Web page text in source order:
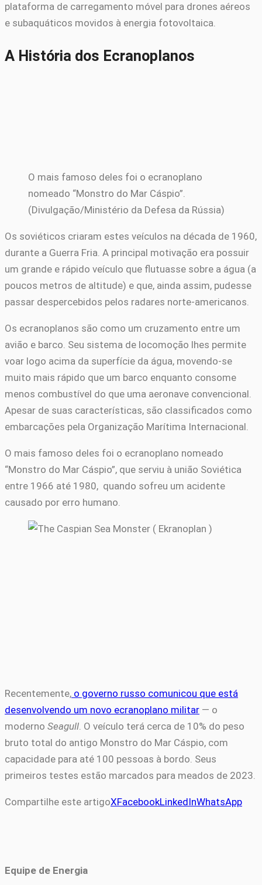
plataforma de carregamento móvel para drones aéreos
e subaquáticos movidos à energia fotovoltaica.
A História dos Ecranoplanos
O mais famoso deles foi o ecranoplano
nomeado “Monstro do Mar Cáspio”.
(Divulgação/Ministério da Defesa da Rússia)
Os soviéticos criaram estes veículos na década de 1960,
durante a Guerra Fria. A principal motivação era possuir
um grande e rápido veículo que flutuasse sobre a água (a
poucos metros de altitude) e que, ainda assim, pudesse
passar despercebidos pelos radares norte-americanos.
Os ecranoplanos são como um cruzamento entre um
avião e barco. Seu sistema de locomoção lhes permite
voar logo acima da superfície da água, movendo-se
muito mais rápido que um barco enquanto consome
menos combustível do que uma aeronave convencional.
Apesar de suas características, são classificados como
embarcações pela Organização Marítima Internacional.
O mais famoso deles foi o ecranoplano nomeado
“Monstro do Mar Cáspio”, que serviu à união Soviética
entre 1966 até 1980, quando sofreu um acidente
causado por erro humano.
Recentemente, o governo russo comunicou que está
desenvolvendo um novo ecranoplano militar — o
moderno Seagull. O veículo terá cerca de 10% do peso
bruto total do antigo Monstro do Mar Cáspio, com
capacidade para até 100 pessoas à bordo. Seus
primeiros testes estão marcados para meados de 2023.
Compartilhe este artigoXFacebookLinkedInWhatsApp
Equipe de Energia